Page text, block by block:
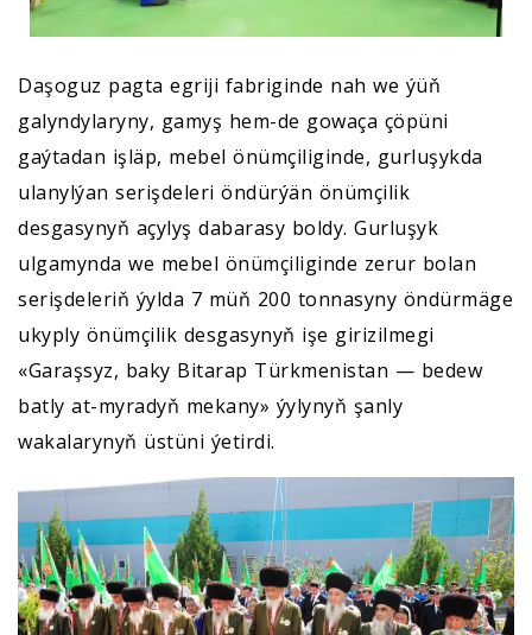
Daşoguz pagta egriji fabriginde nah we ýüň
galyndylaryny, gamyş hem-de gowaça çöpüni
gaýtadan işläp, mebel önümçiliginde, gurluşykda
ulanylýan serişdeleri öndürýän önümçilik
desgasynyň açylyş dabarasy boldy. Gurluşyk
ulgamynda we mebel önümçiliginde zerur bolan
serişdeleriň ýylda 7 müň 200 tonnasyny öndürmäge
ukyply önümçilik desgasynyň işe girizilmegi
«Garaşsyz, baky Bitarap Türkmenistan — bedew
batly at-myradyň mekany» ýylynyň şanly
wakalarynyň üstüni ýetirdi.